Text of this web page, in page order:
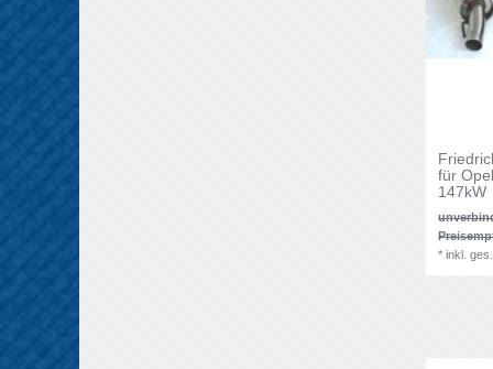
für
147kW
*inkl.